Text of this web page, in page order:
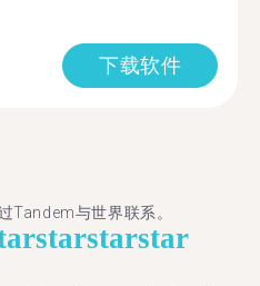
下载软件
Tandem与世界联系。
starstarstar